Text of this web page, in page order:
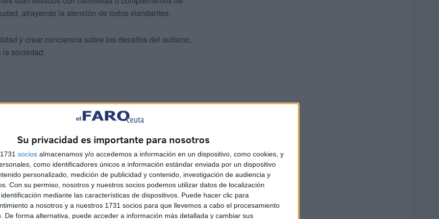
Su privacidad es importante para nosotros
socios almacenamos y/o accedemos a información en un dispositivo, como cookies, y
como identificadores únicos e información estándar enviada por un dispositivo
personalizado, medición de publicidad y contenido, investigación de audiencia y
Con su permiso, nosotros y nuestros socios podemos utilizar datos de localización
mediante las características de dispositivos. Puede hacer clic para
a nosotros y a nuestros 1731 socios para que llevemos a cabo el procesamiento
De forma alternativa, puede acceder a información más detallada y cambiar sus
atrayendo la atención de todos viandantes.
y crear conciencia sobre los desafíos del autismo,
la sociedad.
de la Ciudad, Juan Vivas, quien también ha
por elDía Mundial de Concienciación sobre el